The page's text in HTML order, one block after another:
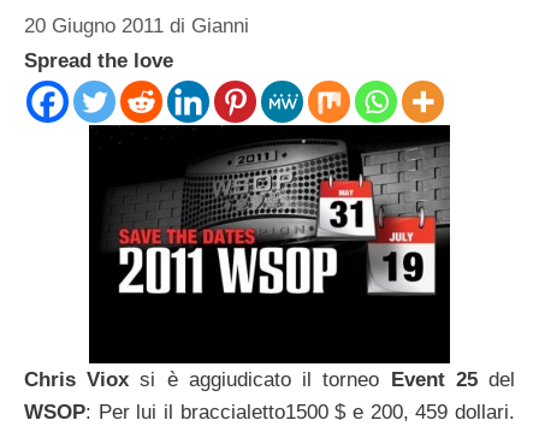
20 Giugno 2011 di Gianni
Spread the love
Chris Vioxsi è aggiudicato il torneo Event 25del
WSOP: Per lui il braccialetto1500 $ e 200, 459 dollari.